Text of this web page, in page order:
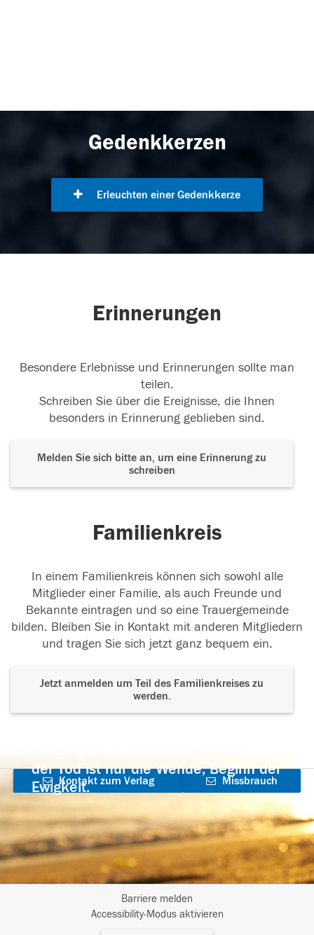
Gedenkkerzen
Erleuchten einer Gedenkkerze
Erinnerungen
Besondere Erlebnisse und Erinnerungen sollte man
teilen.
Schreiben Sie über die Ereignisse, die Ihnen
besonders in Erinnerung geblieben sind.
Melden Sie sich bitte an, um eine Erinnerung zu
schreiben
Familienkreis
In einem Familienkreis können sich sowohl alle
Mitglieder einer Familie, als auch Freunde und
Bekannte eintragen und so eine Trauergemeinde
bilden. Bleiben Sie in Kontakt mit anderen Mitgliedern
und tragen Sie sich jetzt ganz bequem ein.
Jetzt anmelden um Teil des Familienkreises zu
werden.
der Tod ist nur die Wende, Beginn der
Ewigkeit.
Kontakt zum Verlag
aufnehmen
Missbrauch
Barriere melden
Accessibility-Modus aktivieren